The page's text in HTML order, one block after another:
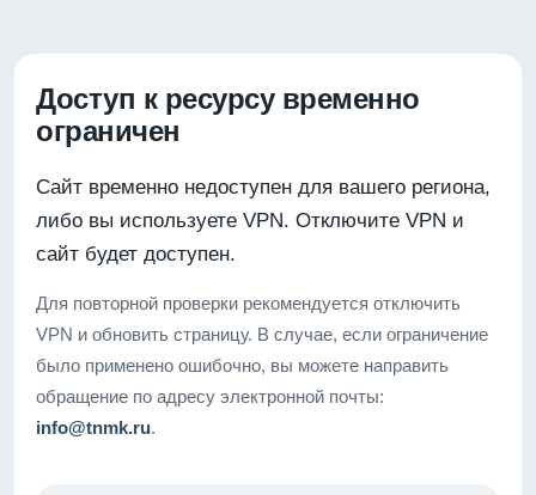
Доступ к ресурсу временно
ограничен
Сайт временно недоступен для вашего региона,
либо вы используете VPN. Отключите VPN и
сайт будет доступен.
Для повторной проверки рекомендуется отключить
VPN и обновить страницу. В случае, если ограничение
было применено ошибочно, вы можете направить
обращение по адресу электронной почты:
info@tnmk.ru.